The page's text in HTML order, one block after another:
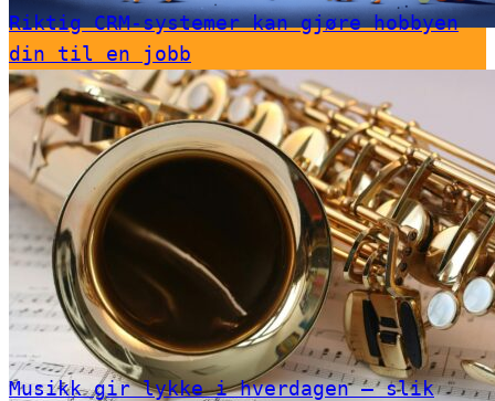
Riktig CRM-systemer kan gjøre hobbyen
din til en jobb
Musikk gir lykke i hverdagen – slik